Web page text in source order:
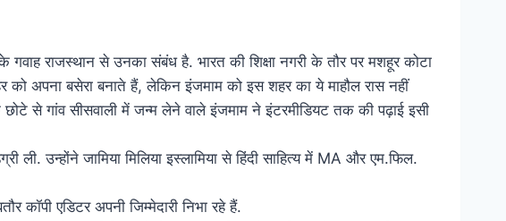
राजस्थान से उनका संबंध है. भारत की शिक्षा नगरी के तौर पर मशहूर कोटा
अपना बसेरा बनाते हैं, लेकिन इंजमाम को इस शहर का ये माहौल रास नहीं
से गांव सीसवाली में जन्म लेने वाले इंजमाम ने इंटरमीडियट तक की पढ़ाई इसी
ली. उन्होंने जामिया मिलिया इस्लामिया से हिंदी साहित्य में MA और एम.फिल.
कॉपी एडिटर अपनी जिम्मेदारी निभा रहे हैं.